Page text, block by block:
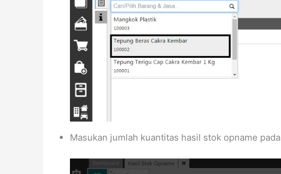
Masukan jumlah kuantitas hasil stok opname